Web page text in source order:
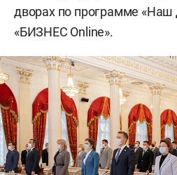
дворах по программе «Наш
«БИЗНЕС Online».